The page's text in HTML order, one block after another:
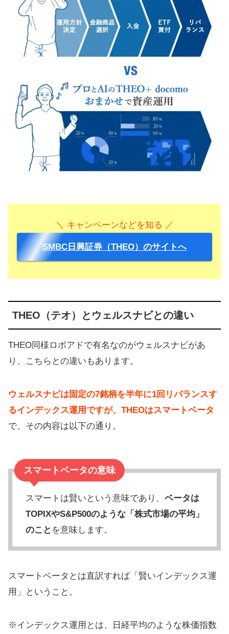
＼ キャンペーンなどを知る ／
SMBC日興証券（THEO）のサイトへ
THEO（テオ）とウェルスナビとの違い
THEO同様ロボアドで有名なのがウェルスナビがあ
り、こちらとの違いもあります。
ウェルスナビは固定の7銘柄を半年に1回リバランスす
るインデックス運用ですが、THEOはスマートベータ
で、その内容は以下の通り。
スマートベータの意味
スマートは賢いという意味であり、 ベータは
TOPIXやS&P500のような「株式市場の平均」
のこと を意味します。
スマートベータとは直訳すれば「賢いインデックス運
用」ということ。
※インデックス運用とは、日経平均のような株価指数